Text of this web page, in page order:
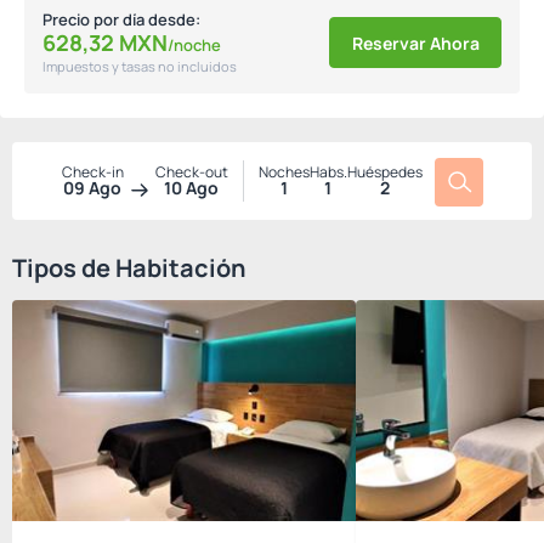
Precio por día desde:
628,32 MXN/noche
Impuestos y tasas no incluidos
Reservar Ahora
Check-in
09 Ago
Check-out
10 Ago
Noches
1
Habs.
1
Huéspedes
2
Tipos de Habitación